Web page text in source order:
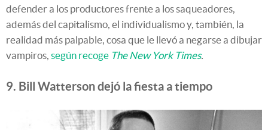
defender a los productores frente a los saqueadores,
además del capitalismo, el individualismo y, también, la
realidad más palpable, cosa que le llevó a negarse a dibujar
vampiros, según recoge The New York Times.
9. Bill Watterson dejó la fiesta a tiempo